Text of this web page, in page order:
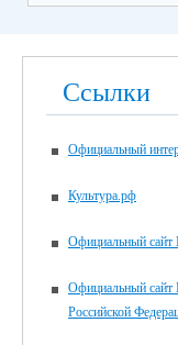
Ссылки
Официальный
Культура.рф
Официальный сайт
Официальный сайт
Российской